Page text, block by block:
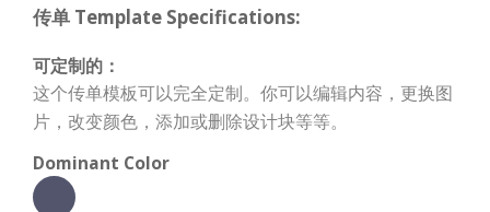
传单 Template Specifications:
可定制的：
这个传单模板可以完全定制。你可以编辑内容，更换图
片，改变颜色，添加或删除设计块等等。
Dominant Color